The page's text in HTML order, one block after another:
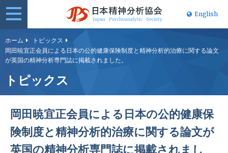
日本精神分
析協会
English
ホーム
トピックス
岡田暁宜正会員による日本の公的健康保険制度と精神分析的治療に関する論文
が英国の精神分析専門誌に掲載されました。
トピックス
岡田暁宜正会員による日本の公的健康保
険制度と精神分析的治療に関する論文が
英国の精神分析専門誌に掲載されまし